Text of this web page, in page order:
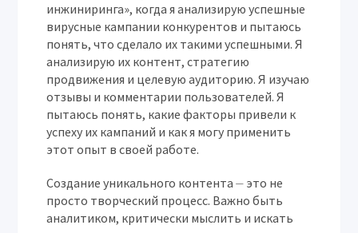
инжиниринга», когда я анализирую успешные
вирусные кампании конкурентов и пытаюсь
понять, что сделало их такими успешными. Я
анализирую их контент, стратегию
продвижения и целевую аудиторию. Я изучаю
отзывы и комментарии пользователей. Я
пытаюсь понять, какие факторы привели к
успеху их кампаний и как я могу применить
этот опыт в своей работе.
Создание уникального контента ⏤ это не
просто творческий процесс. Важно быть
аналитиком, критически мыслить и искать